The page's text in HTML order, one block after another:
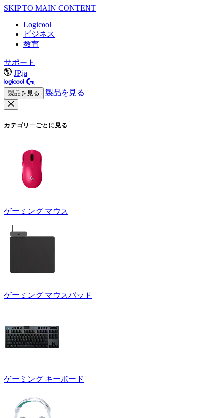
SKIP TO MAIN CONTENT
Logicool
ビジネス
教育
サポート
JP,ja
製品を見る 製品を見る
カテゴリーごとに見る
ゲーミング マウス
ゲーミング マウスパッド
ゲーミング キーボード